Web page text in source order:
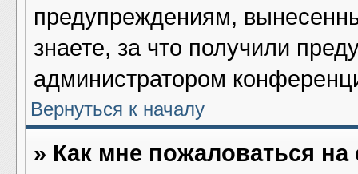
предупреждениям,
знаете, за что получили
администратором
Вернуться к началу
» Как мне пожаловаться